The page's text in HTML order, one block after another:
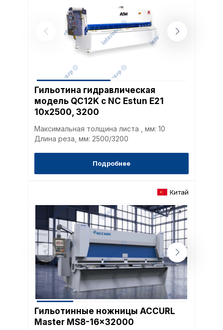
Гильотина гидравлическая
модель QC12K с NC Estun E21
10х2500, 3200
Максимальная толщина листа , мм: 10
Длина реза, мм: 2500/3200
Подробнее
Китай
Гильотинные ножницы ACCURL
Master MS8-16x32000